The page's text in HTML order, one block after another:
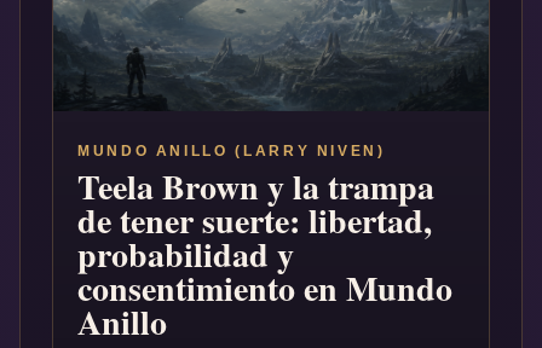
MUNDO ANILLO (LARRY NIVEN)
Teela Brown y la trampa
de tener suerte: libertad,
probabilidad y
consentimiento en Mundo
Anillo